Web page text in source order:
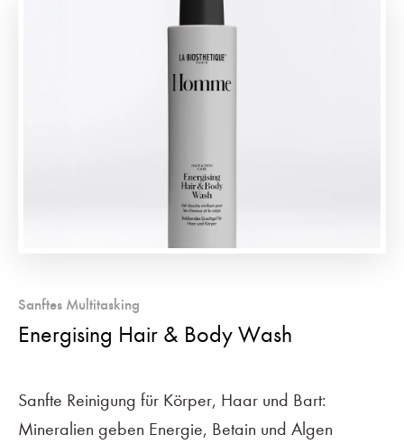
Sanftes Multitasking
Energising Hair & Body Wash
Sanfte Reinigung für Körper, Haar und Bart:
Mineralien geben Energie, Betain und Algen